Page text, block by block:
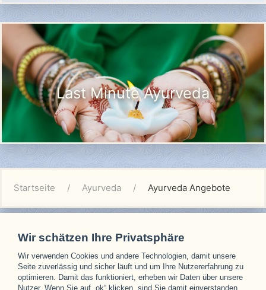
Last Minute Ayurveda
Startseite Ayurveda Ayurveda Angebote
Unsere Partner
Wir schätzen Ihre Privatsphäre
Wir verwenden Cookies und andere Technologien, damit unsere
Seite zuverlässig und sicher läuft und um Ihre Nutzererfahrung zu
optimieren. Damit das funktioniert, erheben wir Daten über unsere
Nutzer. Wenn Sie auf „ok“ klicken, sind Sie damit einverstanden.